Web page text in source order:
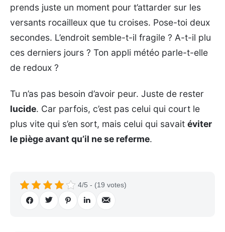
prends juste un moment pour t’attarder sur les
versants rocailleux que tu croises. Pose-toi deux
secondes. L’endroit semble-t-il fragile ? A-t-il plu
ces derniers jours ? Ton appli météo parle-t-elle
de redoux ?
Tu n’as pas besoin d’avoir peur. Juste de rester
lucide. Car parfois, c’est pas celui qui court le
plus vite qui s’en sort, mais celui qui savait éviter
le piège avant qu’il ne se referme.
4/5 - (19 votes)